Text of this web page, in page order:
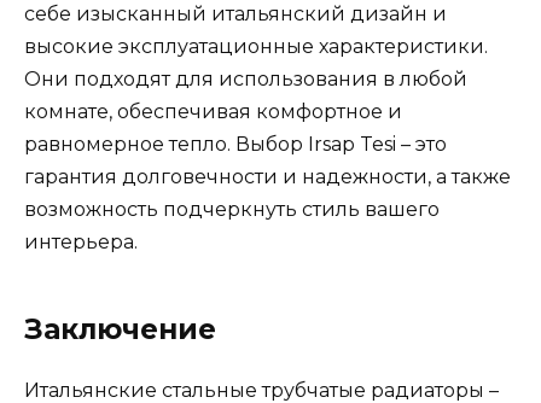
себе изысканный итальянский дизайн и
высокие эксплуатационные характеристики.
Они подходят для использования в любой
комнате, обеспечивая комфортное и
равномерное тепло. Выбор Irsap Tesi – это
гарантия долговечности и надежности, а также
возможность подчеркнуть стиль вашего
интерьера.
Заключение
Итальянские стальные трубчатые радиаторы –